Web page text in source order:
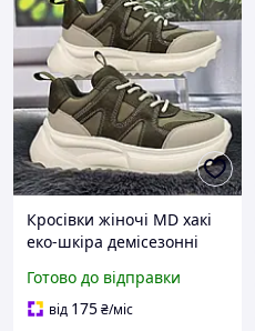
Кросівки жіночі MD хакі
еко-шкіра демісезонні
Готово до відправки
від 175₴/міс